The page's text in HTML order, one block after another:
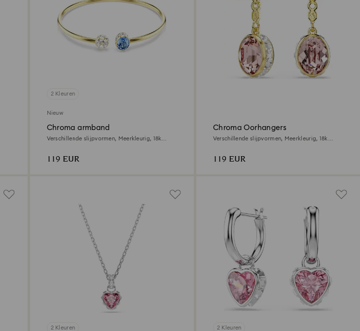
2 Kleuren
Nieuw
Chroma armband
Verschillende slijpvormen, Meerkleurig, ‎18k
119 EUR
Chroma Oorhangers
Verschillende slijpvormen, Meerkleurig, ‎18k
119 EUR
2 Kleuren 2 Kleuren